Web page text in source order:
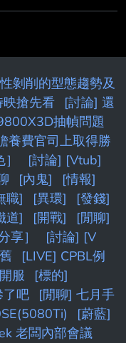
又變回新
規則講完沒幾
機被沒收了。 然後
邊玩超級瑪莉，
多玩2小時， 每玩
當然， 不能玩遊
剝削的型態趨勢及
搶先看
[討論] 還
抽幀問題
養費官司上取得勝
[討論] [Vtub]
[內鬼]
[情報]
職] [異環]
[發錢]
道] [開戰]
[閒聊]
享］
[討論] [V
[LIVE] CPBL例
服
[標的]
了吧
[閒聊] 七月手
[蔚藍]
老闆內部會議